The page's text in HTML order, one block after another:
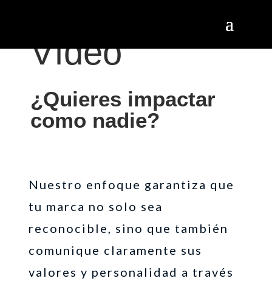
Vídeo
¿Quieres impactar
como nadie?
Nuestro enfoque garantiza que
tu marca no solo sea
reconocible, sino que también
comunique claramente sus
valores y personalidad a través